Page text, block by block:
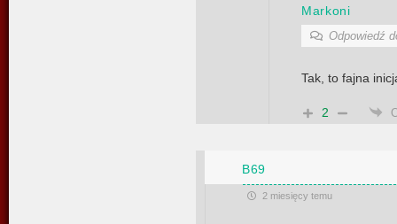
Markoni
Odpowiedź
Tak, to fajna
2
B69
2 miesięcy temu